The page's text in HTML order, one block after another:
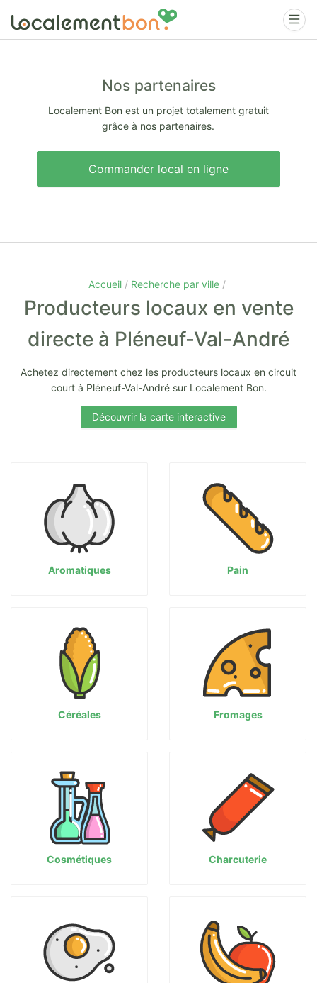
Nos partenaires
Localement Bon est un projet totalement gratuit
grâce à nos partenaires.
Commander local en ligne
Accueil Recherche par ville
Producteurs locaux en vente
directe à Pléneuf-Val-André
Achetez directement chez les producteurs locaux en circuit
court à Pléneuf-Val-André sur Localement Bon.
Découvrir la carte interactive
Aromatiques Pain
Céréales Fromages
Cosmétiques Charcuterie